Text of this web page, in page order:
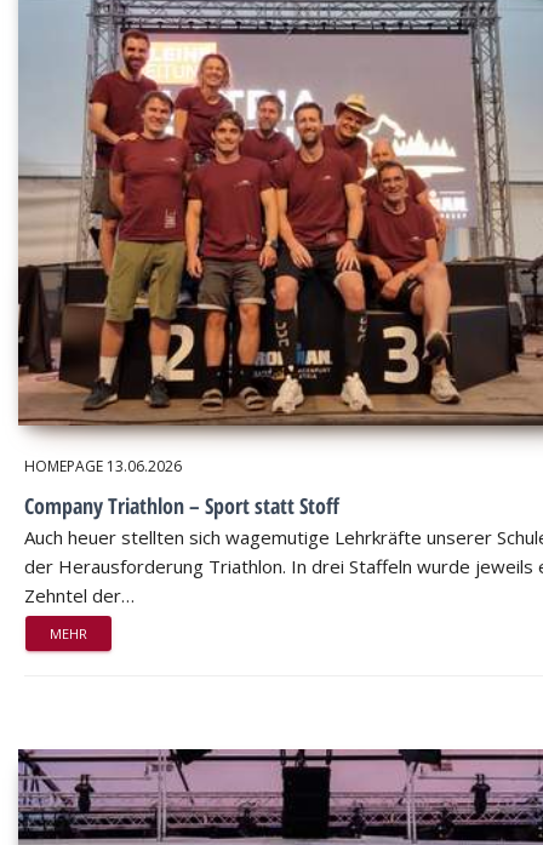
HOMEPAGE 13.06.2026
Company Triathlon – Sport statt Stoff
Auch heuer stellten sich wagemutige Lehrkräfte unserer
der Herausforderung Triathlon. In drei Staffeln wurde jeweils
Zehntel der…
MEHR